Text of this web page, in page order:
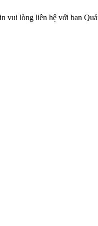
vui lòng liên hệ với ban